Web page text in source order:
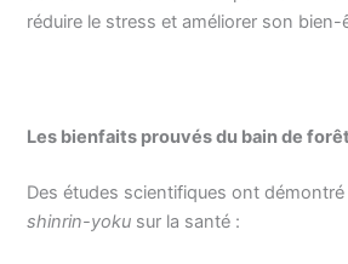
réduire le stress et améliorer son bien-
Les bienfaits prouvés du bain de forêt
Des études scientifiques ont
shinrin-yoku sur la santé :